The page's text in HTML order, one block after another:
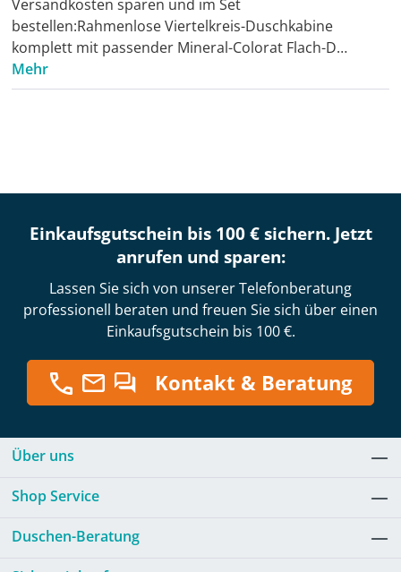
Versandkosten sparen und im Set
bestellen:Rahmenlose Viertelkreis-Duschkabine
komplett mit passender Mineral-Colorat Flach-D…
Mehr
Einkaufsgutschein bis 100 € sichern. Jetzt
anrufen und sparen:
Lassen Sie sich von unserer Telefonberatung
professionell beraten und freuen Sie sich über einen
Einkaufsgutschein bis 100 €.
Kontakt & Beratung
Über uns
Shop Service
Duschen-Beratung